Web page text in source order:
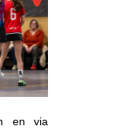
en via